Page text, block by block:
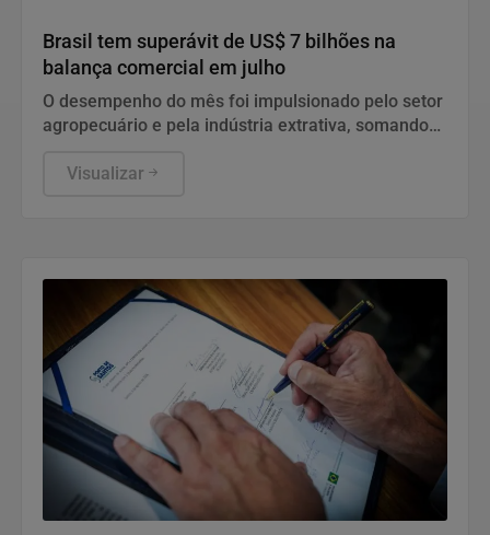
Brasil tem superávit de US$ 7 bilhões na
balança comercial em julho
O desempenho do mês foi impulsionado pelo setor
agropecuário e pela indústria extrativa, somando
Visualizar